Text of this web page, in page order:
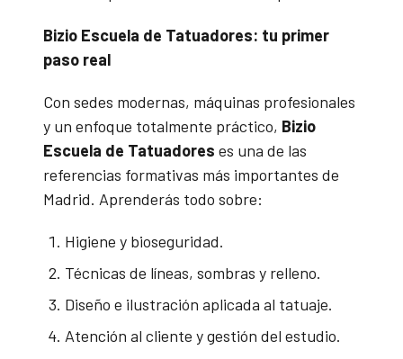
Bizio Escuela de Tatuadores: tu primer
paso real
Con sedes modernas, máquinas profesionales
y un enfoque totalmente práctico, Bizio
Escuela de Tatuadores es una de las
referencias formativas más importantes de
Madrid. Aprenderás todo sobre:
Higiene y bioseguridad.
Técnicas de líneas, sombras y relleno.
Diseño e ilustración aplicada al tatuaje.
Atención al cliente y gestión del estudio.